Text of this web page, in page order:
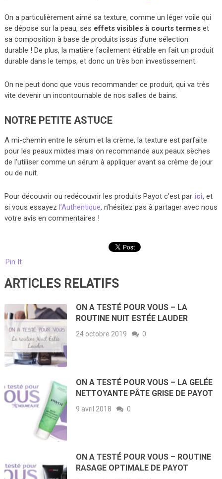
On a particulièrement aimé sa texture, comme un léger voile qui
se dépose sur la peau, ses effets visibles à courts termeset
sa composition à base de produits issus d’une sélection
durable ! De plus, la matière facilement étirable en fait un produit
durable dans le temps, et donc un très bon investissement.
On ne peut donc que vous recommander ce produit, qui va très
vite devenir un incontournable de nos salles de bains.
NOTRE PETITE ASTUCE
A mi-chemin entre le sérum et la crème, la texture est parfaite
pour les peaux mixtes mais on recommande aux peaux sèches
de l’utiliser comme un sérum à appliquer avant sa crème de jour
ou de nuit.
Pour découvrir ou redécouvrir les produits Payot c’est par ici, et
si vous essayez l’Authentique, n’hésitez pas à partager avec nous
votre avis en commentaires !
Pin It
ARTICLES RELATIFS
ON A TESTÉ POUR VOUS – LA
ROUTINE NUIT ESTÉE LAUDER
24 octobre 2019 0
ON A TESTÉ POUR VOUS – LA GELÉE
NETTOYANTE PÂTE GRISE DE PAYOT
9 avril 2018 0
ON A TESTÉ POUR VOUS – ROUTINE
RASAGE OPTIMALE DE PAYOT